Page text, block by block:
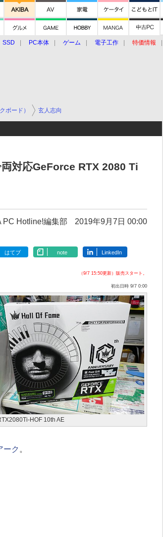
SSD PC本体 ゲーム 電子工作 特価情報
ボード） 玄人志向
両対応GeForce RTX 2080 Ti
PC Hotline!編集部 2019年9月7日 00:00
はてブ note LinkedIn
（9/7 15:50更新）販売スタート。
初出日時 9/7 0:00
HOF 10th AE
ーク 。